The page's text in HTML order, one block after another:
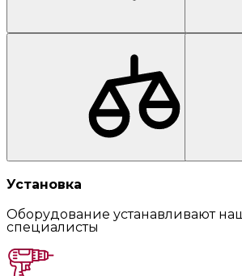
Установка
Оборудование устанавливают
специалисты